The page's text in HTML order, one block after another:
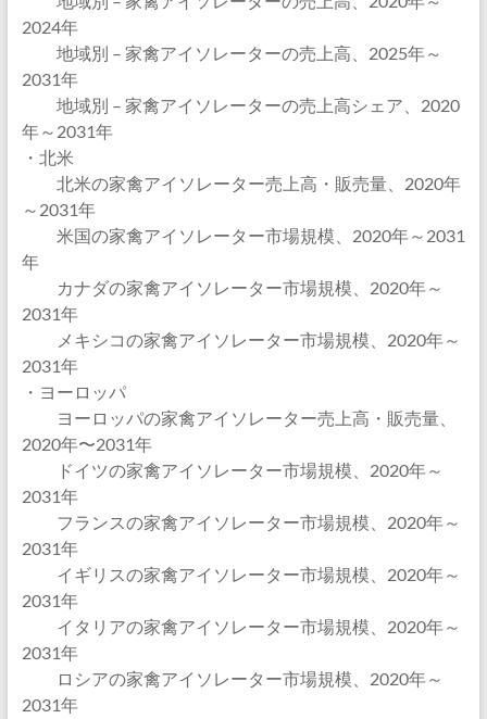
2024年
地域別 – 家禽アイソレーターの売上高、2025年～
2031年
地域別 – 家禽アイソレーターの売上高シェア、2020
年～2031年
・北米
北米の家禽アイソレーター売上高・販売量、2020年
～2031年
米国の家禽アイソレーター市場規模、2020年～2031
年
カナダの家禽アイソレーター市場規模、2020年～
2031年
メキシコの家禽アイソレーター市場規模、2020年～
2031年
・ヨーロッパ
ヨーロッパの家禽アイソレーター売上高・販売量、
2020年〜2031年
ドイツの家禽アイソレーター市場規模、2020年～
2031年
フランスの家禽アイソレーター市場規模、2020年～
2031年
イギリスの家禽アイソレーター市場規模、2020年～
2031年
イタリアの家禽アイソレーター市場規模、2020年～
2031年
ロシアの家禽アイソレーター市場規模、2020年～
2031年